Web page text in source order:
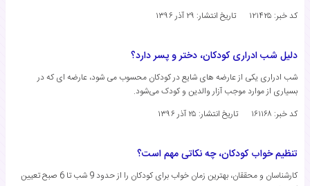
کد خبر: ۱۲۱۴۲۵
تاریخ انتشار: ۲۹ آذر ۱۳۹۶
دلیل شب ادراری کودکان، دختر و پسر دارد؟
شب ادراری یکی از عارضه های شایع در کودکان محسوب می شود، عارضه ای که در
بسیاری از موارد موجب آزار والدین و کودک می‌شود.
کد خبر: ۱۶۱۱۶۸
تاریخ انتشار: ۲۵ آذر ۱۳۹۶
تنظیم خواب کودکان، چه نکاتی مهم است؟
کارشناسان و محققان، بهترین زمان خواب برای کودکان را از حدود 9 شب تا 6 صبح تعیین